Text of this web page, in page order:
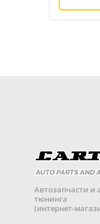
Автозапчасти и
тюнинга
(интернет-